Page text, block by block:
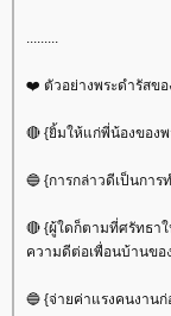
.........
❤️ ตัวอย่างพระดำรัสข
🔴 {ยิ้มให้แก่พี่น้องของ
🔵 {การกล่าวดีเป็นกา
🔴 {ผู้ใดก็ตามที่ศรัทธา
ความดีต่อเพื่อนบ้านขอ
🔵 {จ่ายค่าแรงคนงานก่